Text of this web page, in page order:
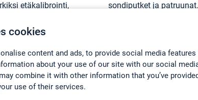
cookies
content and ads, to provide social media
about your use of our site with our social
combine it with other information that you’ve
use of their services.
etäkalibrointi,
sondiputket ja
myös titaaninen
kanssa kosketuksissa
Dioksiinin